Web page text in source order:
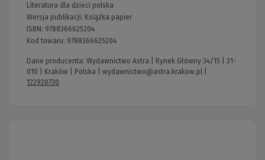
Literatura dla dzieci polska
Wersja publikacji: Książka papier
ISBN: 9788366625204
Kod towaru: 9788366625204
Dane producenta: Wydawnictwo Astra | Rynek Główny 34/15 | 31-
010 | Kraków | Polska | wydawnictwo@astra.krakow.pl
122920730